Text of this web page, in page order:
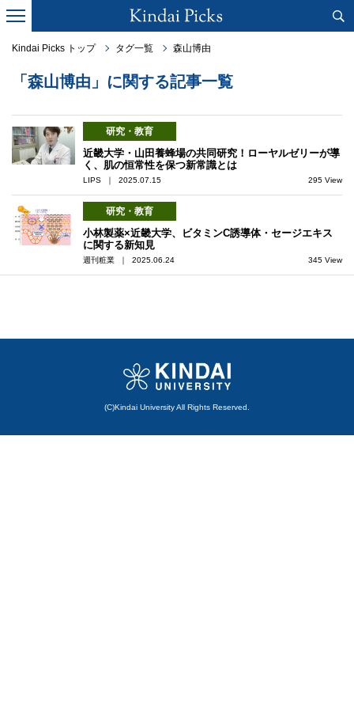
Kindai Picks トップ タグ一覧 森山博由
「森山博由」に関する記事一覧
研究・教育
近畿大学・山田養蜂場の共同研究！ローヤルゼリーが導
く、肌の恒常性を保つ新常識とは
LIPS ｜ 2025.07.15 295 View
研究・教育
小林製薬×近畿大学、ビタミンC誘導体・セージエキス
に関する新知見
週刊粧業 ｜ 2025.06.24 345 View
(C)Kindai University All Rights Reserved.